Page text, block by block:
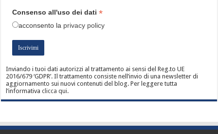
Consenso all'uso dei dati *
acconsentola privacy policy
Inviando i tuoi dati autorizzi al trattamento ai sensi del Reg.to UE
2016/679 ‘GDPR’. Il trattamento consiste nell’invio di una newsletter di
aggiornamento sui nuovi contenuti del blog. Per leggere tutta
l’informativaclicca qui.